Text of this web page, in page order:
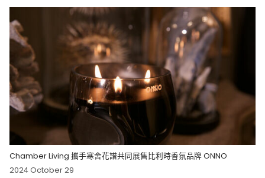
Chamber Living 攜手寒舍花譜共同展售比利時香氛品牌 ONNO
2024 October 29